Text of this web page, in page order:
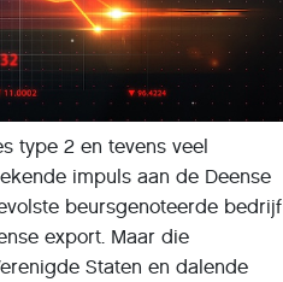
type 2 en tevens veel
impuls aan de Deense
beursgenoteerde bedrijf
export. Maar die
Staten en dalende